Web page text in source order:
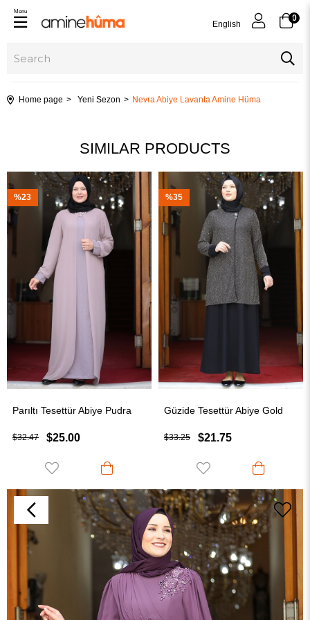
English
0
Menu
Home page Yeni Sezon Nevra Abiye Lavanta Amine Hüma
SIMILAR PRODUCTS
Parıltı Tesettür Abiye Pudra
$25.00
$32.47
%23
Güzide Tesettür Abiye Gold
$21.75
$33.25
%35